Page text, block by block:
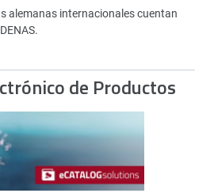
alemanas internacionales cuentan
de Productos